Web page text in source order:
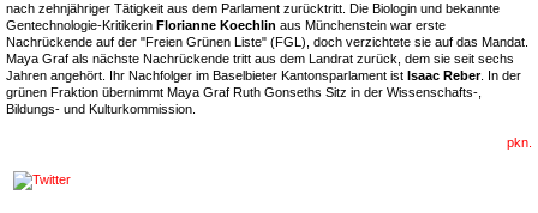
nach zehnjähriger Tätigkeit aus dem Parlament zurücktritt. Die Biologin und bekannte
Gentechnologie-Kritikerin Florianne Koechlin aus Münchenstein war erste
Nachrückende auf der "Freien Grünen Liste" (FGL), doch verzichtete sie auf das Mandat.
Maya Graf als nächste Nachrückende tritt aus dem Landrat zurück, dem sie seit sechs
Jahren angehört. Ihr Nachfolger im Baselbieter Kantonsparlament ist Isaac Reber. In der
grünen Fraktion übernimmt Maya Graf Ruth Gonseths Sitz in der Wissenschafts-,
Bildungs- und Kulturkommission.
pkn.